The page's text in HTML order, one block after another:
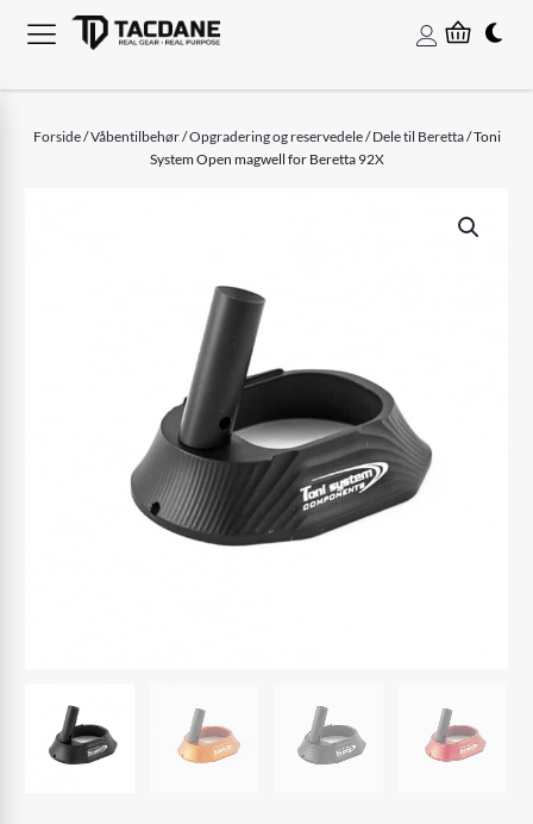
Forside/Våbentilbehør/Opgradering og reservedele/Dele til Beretta/ Toni
System Open magwell for Beretta 92X